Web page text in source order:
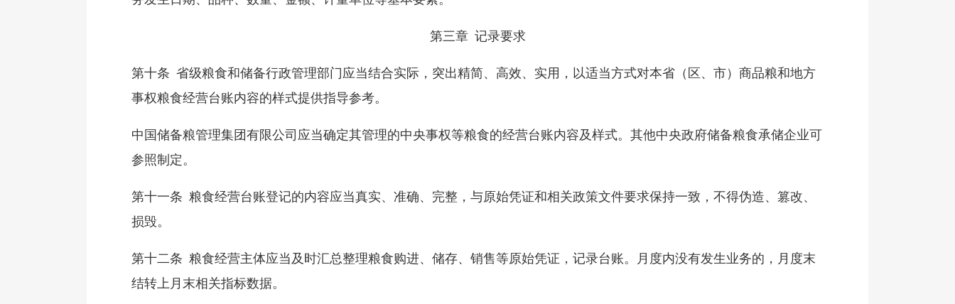
第三章 记录要求
第十条 省级粮食和储备行政管理部门应当结合实际，突出精简、高效、实用，以适当方式对本省（区、市）商品粮和地方
事权粮食经营台账内容的样式提供指导参考。
中国储备粮管理集团有限公司应当确定其管理的中央事权等粮食的经营台账内容及样式。其他中央政府储备粮食承储企业可
参照制定。
第十一条 粮食经营台账登记的内容应当真实、准确、完整，与原始凭证和相关政策文件要求保持一致，不得伪造、篡改、
损毁。
第十二条 粮食经营主体应当及时汇总整理粮食购进、储存、销售等原始凭证，记录台账。月度内没有发生业务的，月度末
结转上月末相关指标数据。